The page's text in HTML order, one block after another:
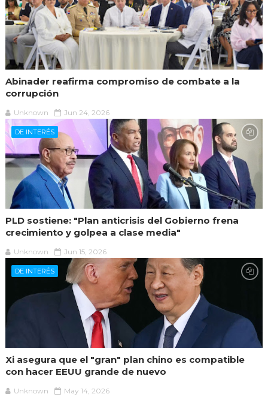
Abinader reafirma compromiso de combate a la
corrupción
Unknown Jun 24, 2026
DE INTERÉS
PLD sostiene: "Plan anticrisis del Gobierno frena
crecimiento y golpea a clase media"
Unknown Jun 15, 2026
DE INTERÉS
Xi asegura que el "gran" plan chino es compatible
con hacer EEUU grande de nuevo
Unknown May 14, 2026